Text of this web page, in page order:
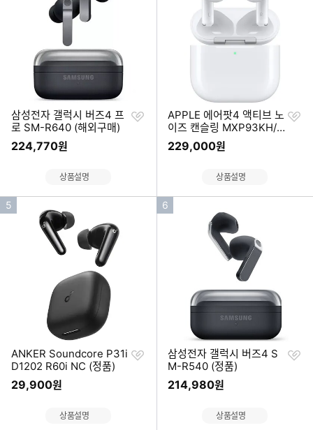
삼성전자 갤럭시 버즈4 프
로 SM-R640 (해외구매)
224,770원
찜
상품설명
APPLE 에어팟4 액티브 노
이즈 캔슬링 MXP93KH/A
(정품)
229,000원
찜
상품설명
인
5
ANKER Soundcore P31i
D1202 R60i NC (정품)
29,900원
찜
상품설명
인
6
삼성전자 갤럭시 버즈4 S
M-R540 (정품)
214,980원
찜
상품설명